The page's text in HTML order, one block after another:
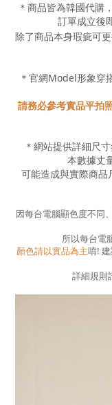
＊商品皆為韓國代購
訂單成立後
除了商品本身瑕疵可
＊官網Model形象穿
請務必參考實品平拍
＊網站提供詳細尺
本數據丈
可能造成與實際商品
因每台電腦顯色度不同
所以每台電
顏色請以實品為主唷!
詳細規則